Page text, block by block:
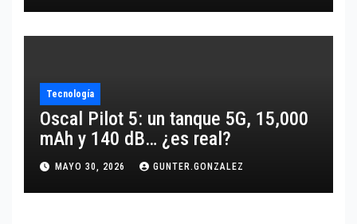
Tecnología
Oscal Pilot 5: un tanque 5G, 15,000
mAh y 140 dB… ¿es real?
MAYO 30, 2026 GUNTER.GONZALEZ